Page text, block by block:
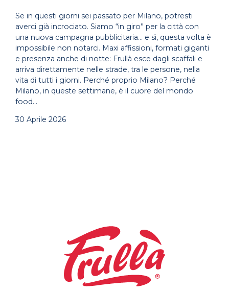
Se in questi giorni sei passato per Milano, potresti
averci già incrociato. Siamo “in giro” per la città con
una nuova campagna pubblicitaria… e sì, questa volta è
impossibile non notarci. Maxi affissioni, formati giganti
e presenza anche di notte: Frullà esce dagli scaffali e
arriva direttamente nelle strade, tra le persone, nella
vita di tutti i giorni. Perché proprio Milano? Perché
Milano, in queste settimane, è il cuore del mondo
food…
30 Aprile 2026